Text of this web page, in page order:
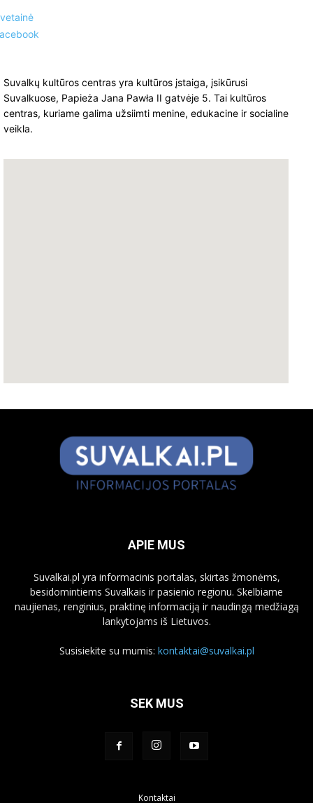
Suvalkų kultūros centras yra kultūros įstaiga, įsikūrusi
Suvalkuose, Papieża Jana Pawła II gatvėje 5. Tai kultūros
centras, kuriame galima užsiimti menine, edukacine ir socialine
veikla.
APIE MUS
Suvalkai.pl yra informacinis portalas, skirtas žmonėms,
besidomintiems Suvalkais ir pasienio regionu. Skelbiame
naujienas, renginius, praktinę informaciją ir naudingą medžiagą
lankytojams iš Lietuvos.
Susisiekite su mumis: kontaktai@suvalkai.pl
SEK MUS
Kontaktai